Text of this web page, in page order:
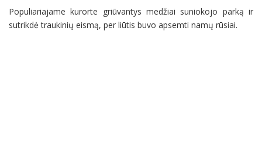
Populiariajame kurorte griūvantys medžiai suniokojo parką ir
sutrikdė traukinių eismą, per liūtis buvo apsemti namų rūsiai.